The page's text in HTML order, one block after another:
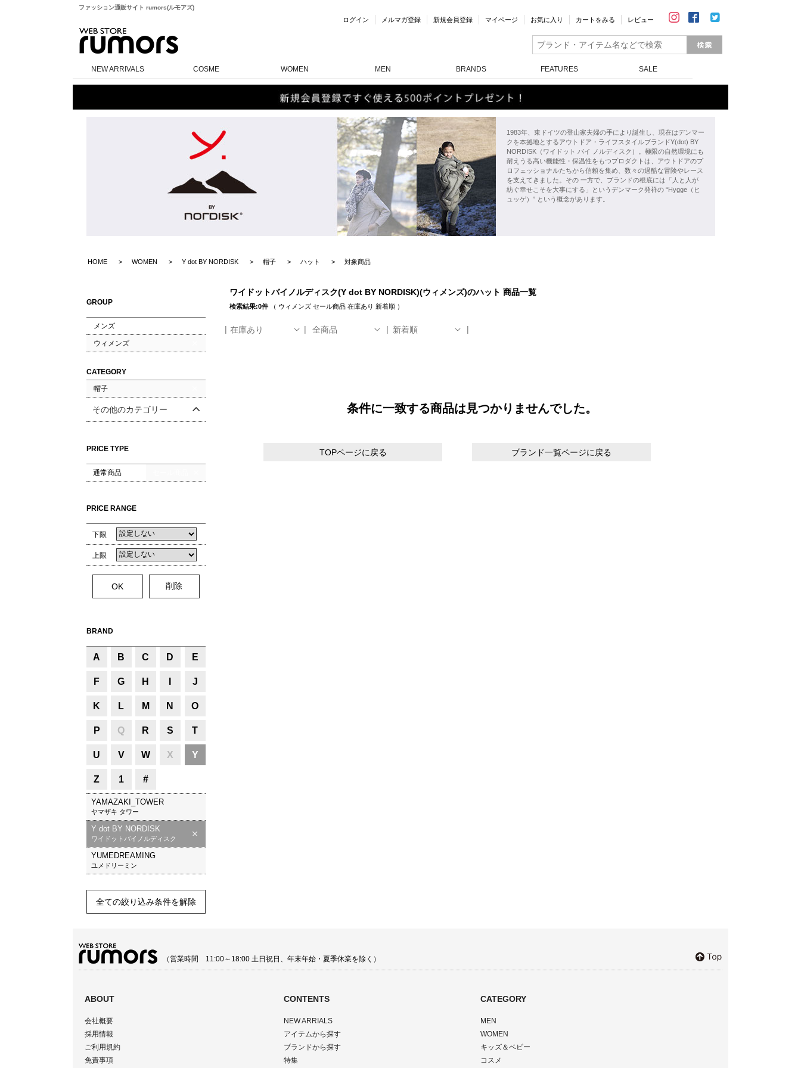
ファッション通販サイト rumors(ルモアズ)
ログイン メルマガ登録 新規会員登録 マイページ お気に入り カートをみる レビュー
NEW ARRIVALS COSME WOMEN MEN BRANDS FEATURES SALE
1983年、東ドイツの登山家夫婦の手により誕生し、現在はデンマー
クを本拠地とするアウトドア・ライフスタイルブランドY(dot) BY
NORDISK（ワイドット バイ ノルディスク）。極限の自然環境にも
耐えうる高い機能性・保温性をもつプロダクトは、アウトドアのプ
ロフェッショナルたちから信頼を集め、数々の過酷な冒険やレース
を支えてきました。その 一方で、ブランドの根底には「人と人が
紡ぐ幸せこそを大事にする」というデンマーク発祥の “Hygge（ヒ
ュッゲ）” という概念があります。
HOME WOMEN Y dot BY NORDISK 帽子 ハット 対象商品
GROUP
メンズ
ウィメンズ
CATEGORY
帽子
その他のカテゴリー
PRICE TYPE
通常商品
PRICE RANGE
下限
上限
BRAND
A B C D E
F G H J
K L M N O
P Q R S T
U V W X Y
Z 1 #
YAMAZAKI_TOWER
ヤマザキ タワー
Y dot BY NORDISK
ワイドットバイノルディスク
YUMEDREAMING
ユメドリーミン
全ての絞り込み条件を解除
ワイドットバイノルディスク(Y dot BY NORDISK)(ウィメンズ)のハット 商品一覧
検索結果:0件（ ウィメンズ セール商品 在庫あり 新着順）
在庫あり 全商品 新着順
条件に一致する商品は見つかりませんでした。
TOPページに戻る ブランド一覧ページに戻る
（営業時間 11:00～18:00 土日祝日、年末年始・夏季休業を除く）
ABOUT
会社概要
採用情報
ご利用規約
免責事項
CONTENTS
NEW ARRIALS
アイテムから探す
ブランドから探す
特集
CATEGORY
MEN
WOMEN
キッズ＆ベビー
コスメ